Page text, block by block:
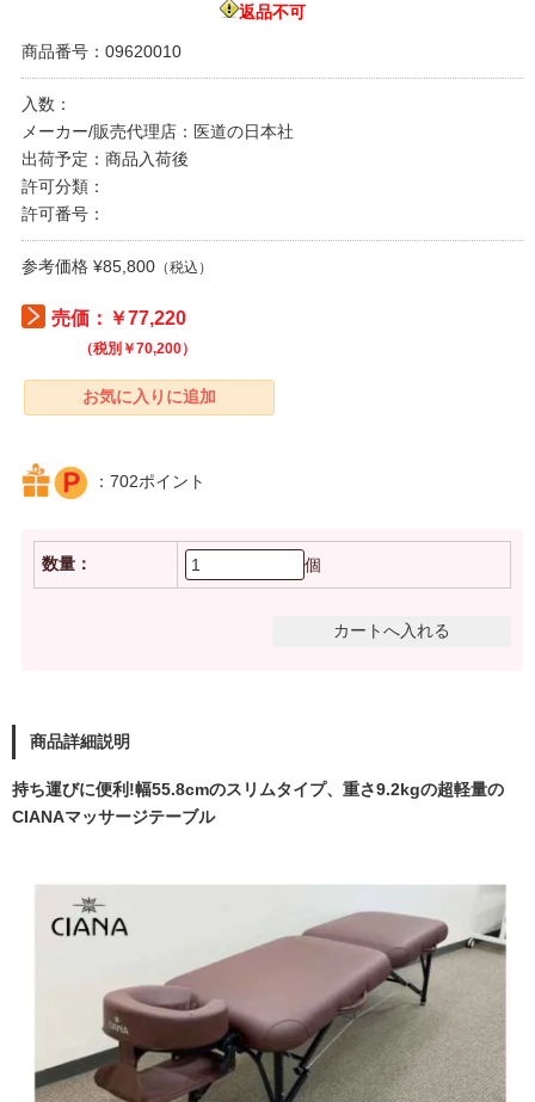
返品不可
商品番号：09620010
入数：
メーカー/販売代理店：医道の日本社
出荷予定：商品入荷後
許可分類：
許可番号：
参考価格 ¥85,800 （税込）
売価：￥77,220
（税別￥70,200）
：702ポイント
数量： 個
商品詳細説明
持ち運びに便利!幅55.8cmのスリムタイプ、重さ9.2kgの超軽量の
CIANAマッサージテーブル